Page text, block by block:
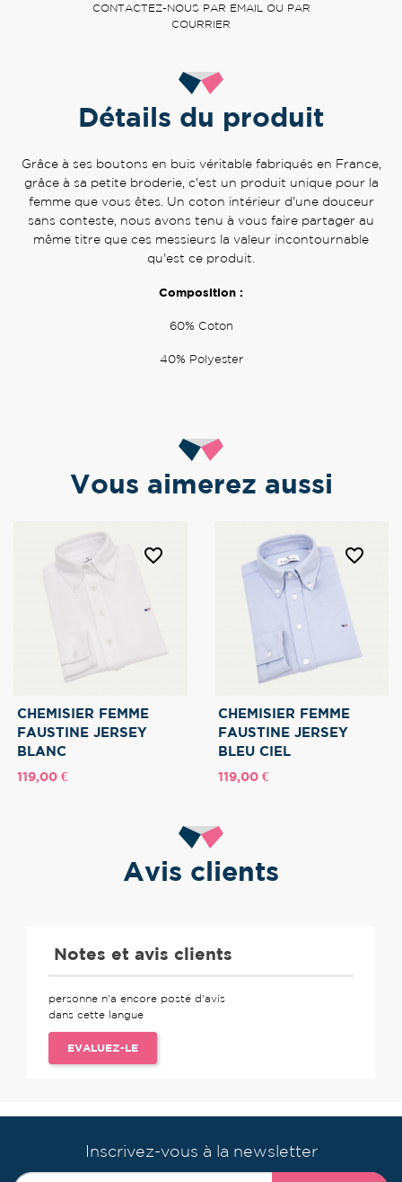
CONTACTEZ-NOUS PAR EMAIL OU PAR
COURRIER
Détails du produit
Grâce à ses boutons en buis véritable fabriqués en France,
grâce à sa petite broderie, c'est un produit unique pour la
femme que vous êtes. Un coton intérieur d'une douceur
sans conteste, nous avons tenu à vous faire partager au
même titre que ces messieurs la valeur incontournable
qu'est ce produit.
Composition :
60% Coton
40% Polyester
Vous aimerez aussi
CHEMISIER FEMME
FAUSTINE JERSEY
BLANC
favorite_border
Prix
119,00 €
CHEMISIER FEMME
FAUSTINE JERSEY
BLEU CIEL
favorite_border
Prix
119,00 €
Avis clients
Notes et avis clients
personne n'a encore posté d'avis
dans cette langue
EVALUEZ-LE
Inscrivez-vous à la newsletter